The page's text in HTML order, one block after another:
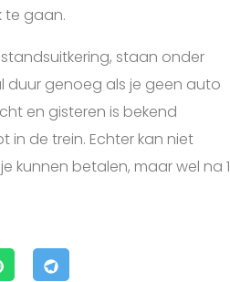
te gaan.
staan onder
duur genoeg als je geen auto
en gisteren is bekend
de trein. Echter kan niet
kunnen betalen, maar wel na 1